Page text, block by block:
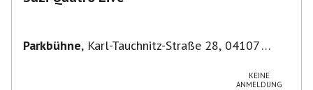
Parkbühne, Karl-Tauchnitz-Straße 28, 04107
KEINE
ANMELDUNG